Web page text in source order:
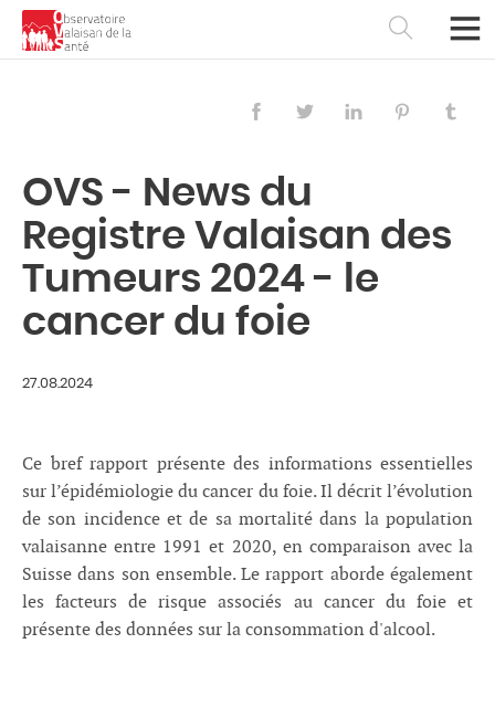
OVS - News du
Registre Valaisan des
Tumeurs 2024 - le
cancer du foie
27.08.2024
Ce bref rapport présente des informations essentielles
sur l’épidémiologie du cancer du foie. Il décrit l’évolution
de son incidence et de sa mortalité dans la population
valaisanne entre 1991 et 2020, en comparaison avec la
Suisse dans son ensemble. Le rapport aborde également
les facteurs de risque associés au cancer du foie et
présente des données sur la consommation d'alcool.